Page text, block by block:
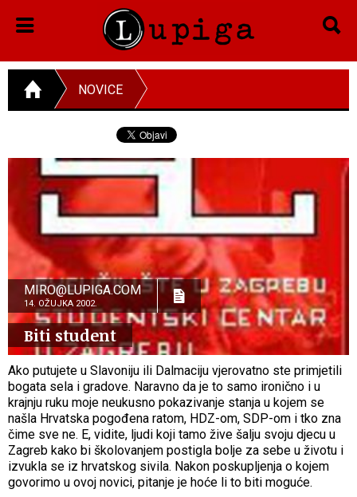
NOVICE
MIRO@LUPIGA.COM
14. OŽUJKA 2002.
Biti student
Ako putujete u Slavoniju ili Dalmaciju vjerovatno ste primjetili
bogata sela i gradove. Naravno da je to samo ironično i u
krajnju ruku moje neukusno pokazivanje stanja u kojem se
našla Hrvatska pogođena ratom, HDZ-om, SDP-om i tko zna
čime sve ne. E, vidite, ljudi koji tamo žive šalju svoju djecu u
Zagreb kako bi školovanjem postigla bolje za sebe u životu i
izvukla se iz hrvatskog sivila. Nakon poskupljenja o kojem
govorimo u ovoj novici, pitanje je hoće li to biti moguće.